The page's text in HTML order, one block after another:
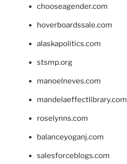
chooseagender.com
hoverboardssale.com
alaskapolitics.com
stsmp.org
manoelneves.com
mandelaeffectlibrary.com
roselynns.com
balanceyoganj.com
salesforceblogs.com